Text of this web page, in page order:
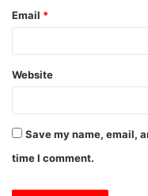
Email *
Website
Save my name, email,
time I comment.